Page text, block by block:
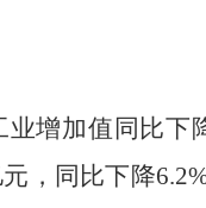
业增加值同比下
，同比下降